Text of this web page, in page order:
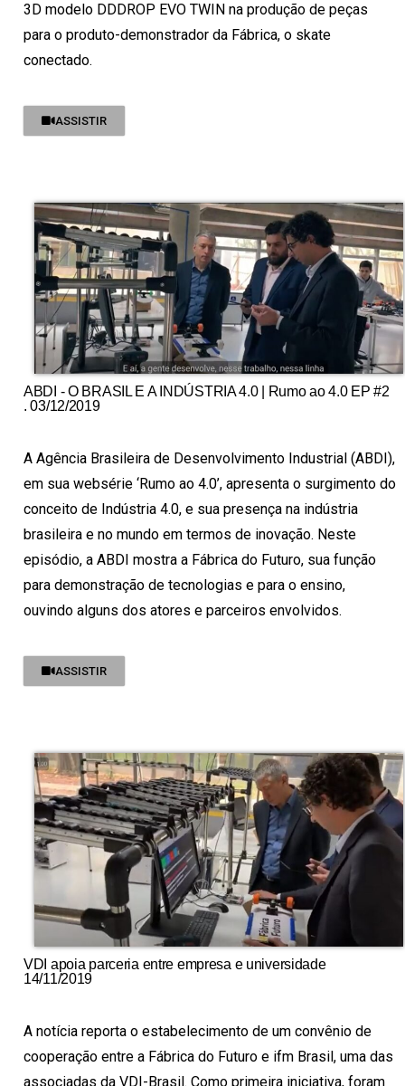
3D modelo DDDROP EVO TWIN na produção de peças
para o produto-demonstrador da Fábrica, o skate
conectado.
ASSISTIR
ABDI - O BRASIL E A INDÚSTRIA 4.0 | Rumo ao 4.0 EP #2
. 03/12/2019
A Agência Brasileira de Desenvolvimento Industrial (ABDI),
em sua websérie ‘Rumo ao 4.0’, apresenta o surgimento do
conceito de Indústria 4.0, e sua presença na indústria
brasileira e no mundo em termos de inovação. Neste
episódio, a ABDI mostra a Fábrica do Futuro, sua função
para demonstração de tecnologias e para o ensino,
ouvindo alguns dos atores e parceiros envolvidos.
ASSISTIR
VDI apoia parceria entre empresa e universidade
14/11/2019
A notícia reporta o estabelecimento de um convênio de
cooperação entre a Fábrica do Futuro e ifm Brasil, uma das
associadas da VDI-Brasil. Como primeira iniciativa, foram